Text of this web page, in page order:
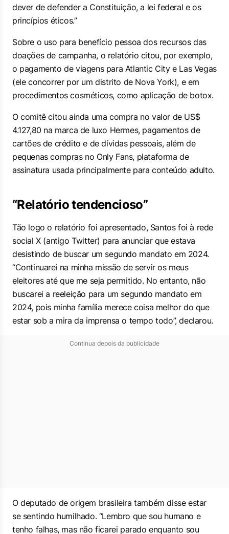
dever de defender a Constituição, a lei federal e os
princípios éticos.”
Sobre o uso para benefício pessoa dos recursos das
doações de campanha, o relatório citou, por exemplo,
o pagamento de viagens para Atlantic City e Las Vegas
(ele concorrer por um distrito de Nova York), e em
procedimentos cosméticos, como aplicação de botox.
O comitê citou ainda uma compra no valor de US$
4.127,80 na marca de luxo Hermes, pagamentos de
cartões de crédito e de dívidas pessoais, além de
pequenas compras no Only Fans, plataforma de
assinatura usada principalmente para conteúdo adulto.
“Relatório tendencioso”
Tão logo o relatório foi apresentado, Santos foi à rede
social X (antigo Twitter) para anunciar que estava
desistindo de buscar um segundo mandato em 2024.
“Continuarei na minha missão de servir os meus
eleitores até que me seja permitido. No entanto, não
buscarei a reeleição para um segundo mandato em
2024, pois minha família merece coisa melhor do que
estar sob a mira da imprensa o tempo todo”, declarou.
Continua depois da publicidade
O deputado de origem brasileira também disse estar
se sentindo humilhado. “Lembro que sou humano e
tenho falhas, mas não ficarei parado enquanto sou